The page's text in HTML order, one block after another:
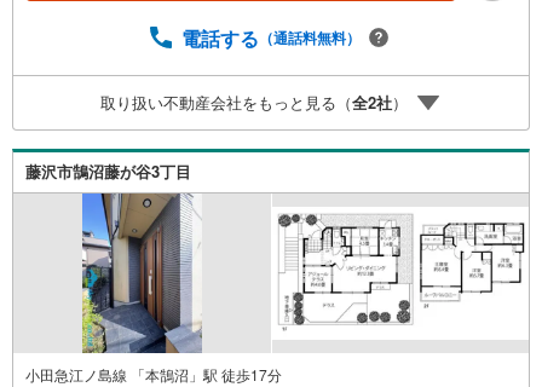
行っております。人生最大のお買い物になりますので、し
優遇金利にこだわる◆大きな金額を長期間で返済する住宅
ローンは優遇金利が0.1％変わるだけで、支払い総額に大き
な変化が生じます。取引の多い弊社は金融機関の特色、傾
向、トレンドを熟知しておりますので、お客様のニーズに
あった金融機関をご紹介させて頂きます。
電話する （通話料無料）
取り扱い不動産会社をもっと見る（全2社）
藤沢市鵠沼藤が谷3丁目
小田急江ノ島線 「本鵠沼」駅 徒歩17分